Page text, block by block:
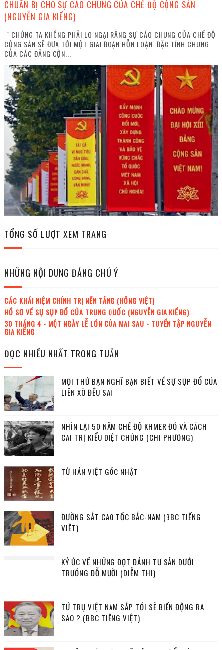
CHUẨN BỊ CHO SỰ CÁO CHUNG CỦA CHẾ ĐỘ CỘNG SẢN
(NGUYỄN GIA KIỂNG)
" CHÚNG TA KHÔNG PHẢI LO NGẠI RẰNG SỰ CÁO CHUNG CỦA CHẾ ĐỘ
CỘNG SẢN SẼ ĐƯA TỚI MỘT GIAI ĐOẠN HỖN LOẠN. ĐẶC TÍNH CHUNG
CỦA CÁC ĐẢNG CỘN...
TỔNG SỐ LƯỢT XEM TRANG
NHỮNG NỘI DUNG ĐÁNG CHÚ Ý
CÁC KHÁI NIỆM CHÍNH TRỊ NỀN TẢNG (HỒNG VIỆT)
HỒ SƠ VỀ SỰ SỤP ĐỔ CỦA TRUNG QUỐC (NGUYỄN GIA KIỂNG)
30 THÁNG 4 - MỘT NGÀY LỄ LỚN CỦA MAI SAU - TUYỂN TẬP NGUYỄN
GIA KIỂNG
ĐỌC NHIỀU NHẤT TRONG TUẦN
MỌI THỨ BẠN NGHĨ BẠN BIẾT VỀ SỰ SỤP ĐỔ CỦA
LIÊN XÔ ĐỀU SAI
NHÌN LẠI 50 NĂM CHẾ ĐỘ KHMER ĐỎ VÀ CÁCH
CAI TRỊ KIỂU DIỆT CHỦNG (CHI PHƯƠNG)
TỪ HÁN VIỆT GỐC NHẬT
ĐƯỜNG SẮT CAO TỐC BẮC-NAM (BBC TIẾNG
VIỆT)
KÝ ỨC VỀ NHỮNG ĐỢT ĐÁNH TƯ SẢN DƯỚI
TRƯỚNG ĐỖ MƯỜI (DIỄM THI)
TỨ TRỤ VIỆT NAM SẮP TỚI SẼ BIẾN ĐỘNG RA
SAO ? (BBC TIẾNG VIỆT)